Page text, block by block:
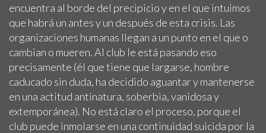
encuentra al borde del precipicio y en el que intuimos
que habrá un antes y un después de esta crisis. Las
organizaciones humanas llegan a un punto en el que o
cambian o mueren. Al club le está pasando eso
precisamente (él que tiene que largarse, hombre
caducado sin duda, ha decidido aguantar y mantenerse
en una actitud antinatura, soberbia, vanidosa y
extemporánea). No está claro el proceso, porque el
club puede inmolarse en una continuidad suicida por la